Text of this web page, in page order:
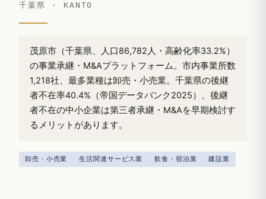
千葉県 · KANTO
茂原市（千葉県、人口86,782人・高齢化率33.2%）
の事業承継・M&Aプラットフォーム。市内事業所数
1,218社、最多業種は卸売・小売業。千葉県の後継
者不在率40.4%（帝国データバンク2025）、後継
者不在の中小企業は第三者承継・M&Aを早期検討す
るメリットがあります。
卸売・小売業 生活関連サービス業 飲食・宿泊業 建設業